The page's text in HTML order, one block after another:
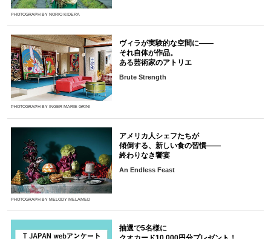
PHOTOGRAPH BY NORIO KIDERA
PHOTOGRAPH BY INGER MARIE GRINI
ヴィラが実験的な空間に――
それ自体が作品。
ある芸術家のアトリエ
Brute Strength
PHOTOGRAPH BY MELODY MELAMED
アメリカ人シェフたちが
傾倒する、新しい食の習慣――
終わりなき饗宴
An Endless Feast
抽選で5名様に